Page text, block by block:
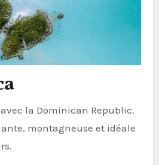
la Dominican Republic.
montagneuse et idéale